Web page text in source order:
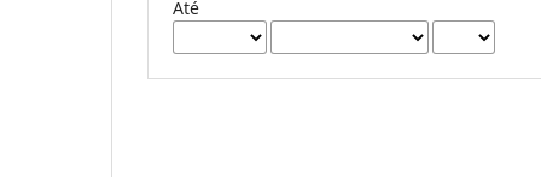
Até